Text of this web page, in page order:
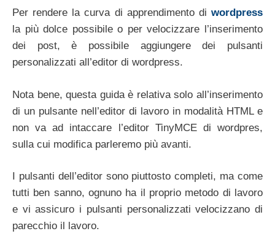
Per rendere la curva di apprendimento di wordpress
la più dolce possibile o per velocizzare l’inserimento
dei post, è possibile aggiungere dei pulsanti
personalizzati all’editor di wordpress.
Nota bene, questa guida è relativa solo all’inserimento
di un pulsante nell’editor di lavoro in modalità HTML e
non va ad intaccare l’editor TinyMCE di wordpres,
sulla cui modifica parleremo più avanti.
I pulsanti dell’editor sono piuttosto completi, ma come
tutti ben sanno, ognuno ha il proprio metodo di lavoro
e vi assicuro i pulsanti personalizzati velocizzano di
parecchio il lavoro.